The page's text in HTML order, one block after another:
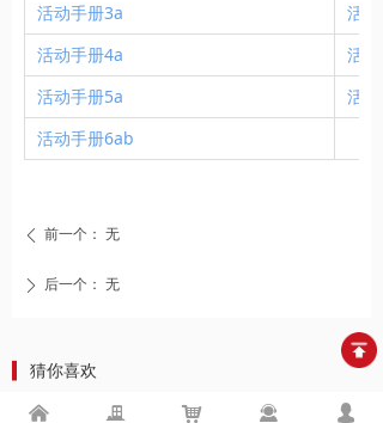
好书推荐1 | 大开本《典范英语》（1-6）惊喜上市！
猜你喜欢
活动手册3a
活动
活动手册4a
活动
活动手册5a
活动
活动手册6ab
ꄲ 后一个： 无
ꄴ 前一个： 无
낀 끉 낙 끤 넙